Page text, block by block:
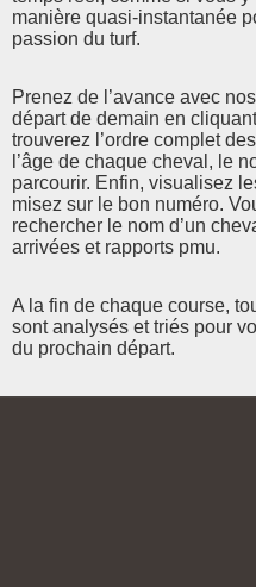
manière quasi-instantanée
passion du turf.
Prenez de l’avance avec
départ de demain en
trouverez l’ordre complet
l’âge de chaque cheval, le
parcourir. Enfin, visualisez
misez sur le bon numéro.
rechercher le nom d’un
arrivées et rapports pmu.
A la fin de chaque course,
sont analysés et triés pour
du prochain départ.